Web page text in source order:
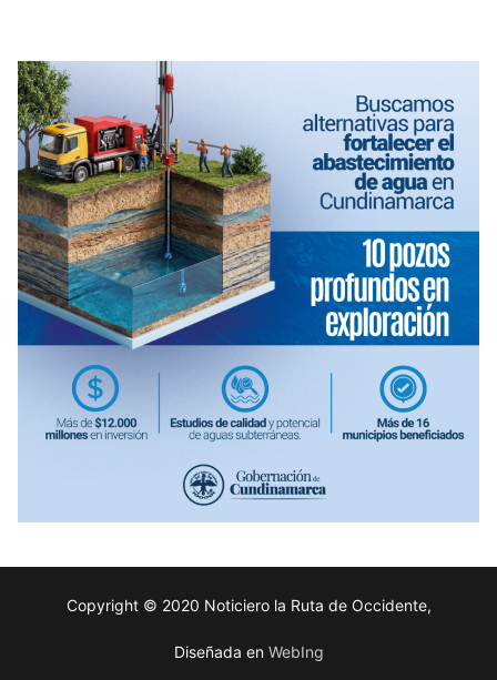
Copyright © 2020 Noticiero la Ruta de Occidente,
Diseñada en WebIng